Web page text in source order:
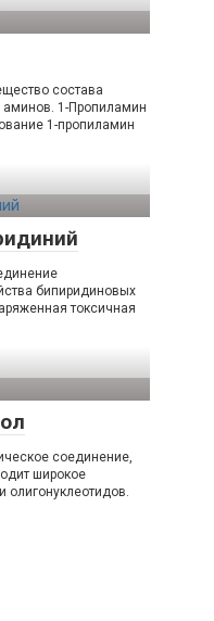
состава
1-​Пропиламин
1-​пропиламин
бипиридиновых
токсичная
соединение,
широкое
олигонуклеотидов.